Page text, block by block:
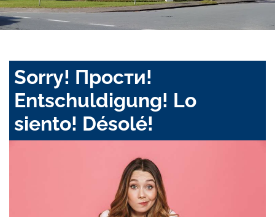
Sorry! Прости!
Entschuldigung! Lo
siento! Désolé!